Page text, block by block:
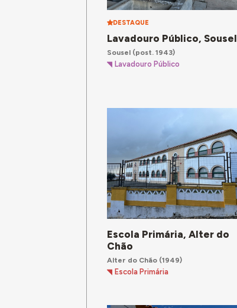
DESTAQUE
Lavadouro Público, Sousel
Sousel (post. 1943)
Lavadouro Público
Escola Primária, Alter do
Chão
Alter do Chão (1949)
Escola Primária